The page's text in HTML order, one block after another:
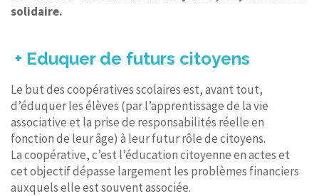
solidaire.
+ Eduquer de futurs citoyens
Le but des coopératives scolaires est, avant tout,
d’éduquer les élèves (par l’apprentissage de la vie
associative et la prise de responsabilités réelle en
fonction de leur âge) à leur futur rôle de citoyens.
La coopérative, c’est l’éducation citoyenne en actes et
cet objectif dépasse largement les problèmes financiers
auxquels elle est souvent associée.